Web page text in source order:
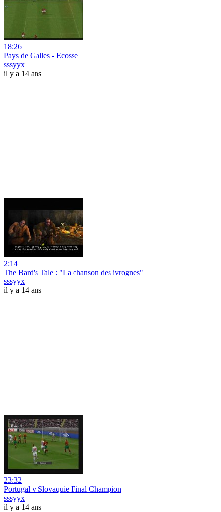
18:26
Pays de Galles - Ecosse
sssyyx
il y a 14 ans
2:14
The Bard's Tale : "La chanson des ivrognes"
sssyyx
il y a 14 ans
23:32
Portugal v Slovaquie Final Champion
sssyyx
il y a 14 ans